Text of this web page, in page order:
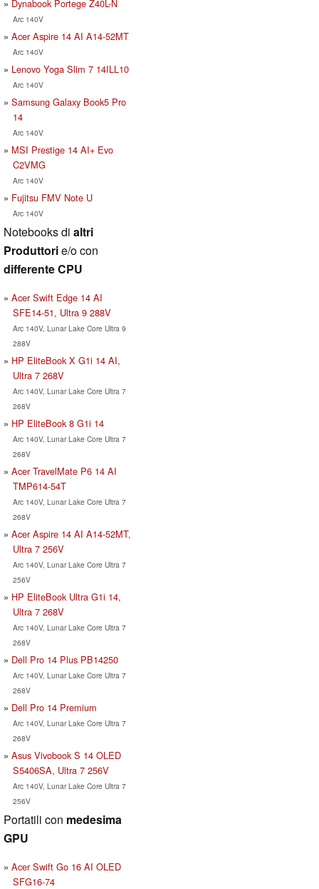
Dynabook Portege Z40L-N
Arc 140V
Acer Aspire 14 AI A14-52MT
Arc 140V
Lenovo Yoga Slim 7 14ILL10
Arc 140V
Samsung Galaxy Book5 Pro
14
Arc 140V
MSI Prestige 14 AI+ Evo
C2VMG
Arc 140V
Fujitsu FMV Note U
Arc 140V
Notebooks di altri
Produttorie/o con
differente CPU
Acer Swift Edge 14 AI
SFE14-51, Ultra 9 288V
Arc 140V, Lunar Lake Core Ultra 9
288V
HP EliteBook X G1i 14 AI,
Ultra 7 268V
Arc 140V, Lunar Lake Core Ultra 7
268V
HP EliteBook 8 G1i 14
Arc 140V, Lunar Lake Core Ultra 7
268V
Acer TravelMate P6 14 AI
TMP614-54T
Arc 140V, Lunar Lake Core Ultra 7
268V
Acer Aspire 14 AI A14-52MT,
Ultra 7 256V
Arc 140V, Lunar Lake Core Ultra 7
256V
HP EliteBook Ultra G1i 14,
Ultra 7 268V
Arc 140V, Lunar Lake Core Ultra 7
268V
Dell Pro 14 Plus PB14250
Arc 140V, Lunar Lake Core Ultra 7
268V
Dell Pro 14 Premium
Arc 140V, Lunar Lake Core Ultra 7
268V
Asus Vivobook S 14 OLED
S5406SA, Ultra 7 256V
Arc 140V, Lunar Lake Core Ultra 7
256V
Portatili con medesima
GPU
Acer Swift Go 16 AI OLED
SFG16-74